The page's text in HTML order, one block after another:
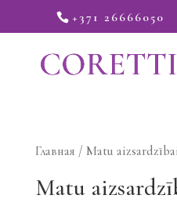
+371 26666050
Главная / Matu
Matu